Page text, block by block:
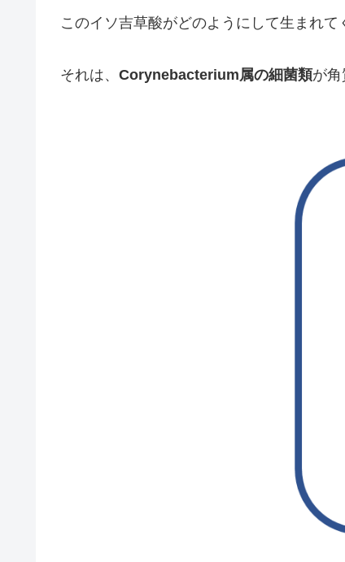
このイソ吉草酸がどのようにして生まれて
それは、 Corynebacterium属の細菌類が